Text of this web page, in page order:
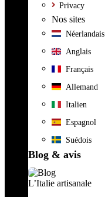
Privacy
Nos sites
Néerlandais
Anglais
Français
Allemand
Italien
Espagnol
Suédois
Blog & avis
L’Italie artisanale